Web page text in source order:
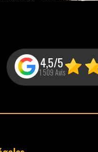
4,5/5
1 509 Avis